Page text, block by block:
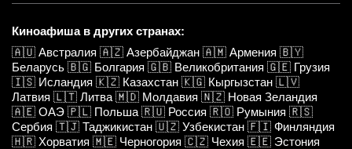
Киноафиша в других странах:
🇦🇺 Австралия 🇦🇿 Азербайджан 🇦🇲 Армения 🇧🇾
Беларусь 🇧🇬 Болгария 🇬🇧 Великобритания 🇬🇪 Грузия
🇮🇸 Исландия 🇰🇿 Казахстан 🇰🇬 Кыргызстан 🇱🇻
Латвия 🇱🇹 Литва 🇲🇩 Молдавия 🇳🇿 Новая Зеландия
🇦🇪 ОАЭ 🇵🇱 Польша 🇷🇺 Россия 🇷🇴 Румыния 🇷🇸
Сербия 🇹🇯 Таджикистан 🇺🇿 Узбекистан 🇫🇮 Финляндия
🇭🇷 Хорватия 🇲🇪 Черногория 🇨🇿 Чехия 🇪🇪 Эстония